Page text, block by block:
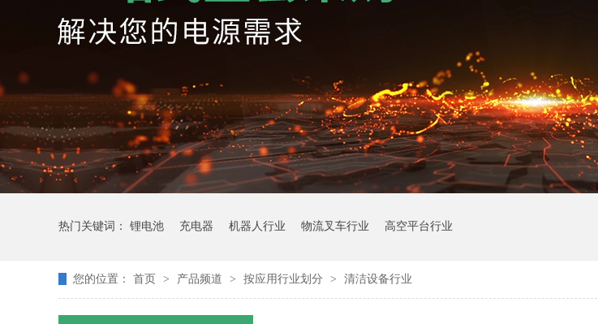
热门关键词： 锂电池 充电器 机器人行业 物流叉车行业 高空平台行业
您的位置： 首页 > 产品频道 > 按应用行业划分 > 清洁设备行业